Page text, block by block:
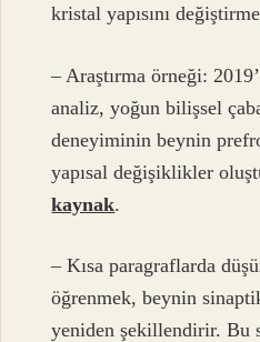
kristal yapısını
– Araştırma örneği:
analiz, yoğun bilişsel
deneyiminin beynin
yapısal değişiklikler
kaynak.
– Kısa paragraflarda
öğrenmek, beynin
yeniden şekillendirir. Bu